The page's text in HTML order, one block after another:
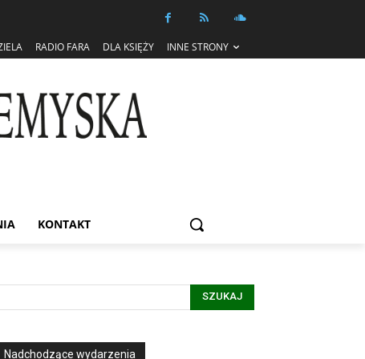
RADIO FARA DLA KSIĘŻY INNE STRONY
KONTAKT
SZUKAJ
Nadchodzące wydarzenia